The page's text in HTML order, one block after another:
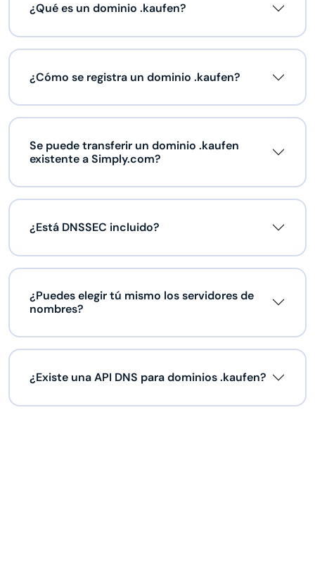
¿Qué es un dominio .kaufen?
¿Cómo se registra un dominio .kaufen?
Se puede transferir un dominio .kaufen
existente a Simply.com?
¿Está DNSSEC incluido?
¿Puedes elegir tú mismo los servidores de
nombres?
¿Existe una API DNS para dominios .kaufen?